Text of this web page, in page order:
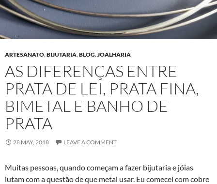
ARTESANATO,BIJUTARIA,BLOG,JOALHARIA
AS DIFERENÇAS ENTRE
PRATA DE LEI, PRATA FINA,
BIMETAL E BANHO DE
PRATA
28 MAY, 2018 LEAVE A COMMENT
Muitas pessoas, quando começam a fazer bijutaria e jóias
lutam com a questão de que metal usar. Eu comecei com cobre